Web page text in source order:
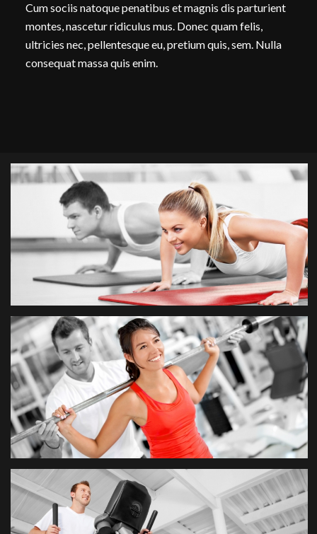
Cum sociis natoque penatibus et magnis dis parturient
montes, nascetur ridiculus mus. Donec quam felis,
ultricies nec, pellentesque eu, pretium quis, sem. Nulla
consequat massa quis enim.